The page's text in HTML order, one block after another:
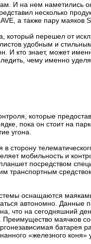
И на нем наметились
несколько
а также пару маяков
который перешел от
удобным и
И кто знает, может
чему именно
которые
пока он стоит на
угона.
мобильность и
посредством
транспортным
оснащаются
автономно.
что на сегодняшний
маячков
батарея
«железного коня»